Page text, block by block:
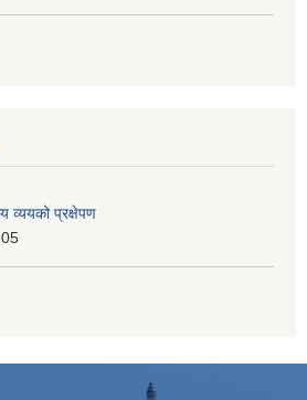
प्रक्षेपण